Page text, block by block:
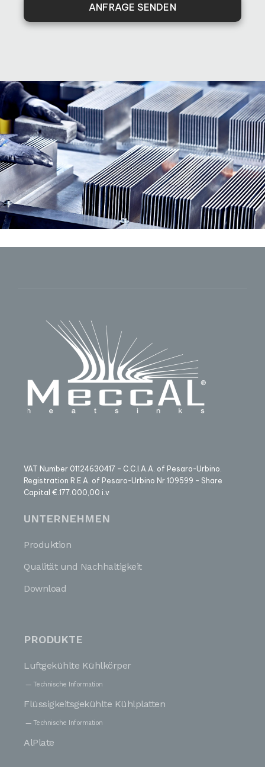
ANFRAGE SENDEN
VAT Number 01124630417 – C.C.I.A.A. of Pesaro-Urbino.
Registration R.E.A. of Pesaro-Urbino Nr.109599 – Share
Capital €.177.000,00 i.v
UNTERNEHMEN
Produktion
Qualität und Nachhaltigkeit
Download
PRODUKTE
Luftgekühlte Kühlkörper
Technische Information
Flüssigkeitsgekühlte Kühlplatten
Technische Information
AlPlate